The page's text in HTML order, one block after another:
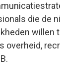
die de
willen
overheid,